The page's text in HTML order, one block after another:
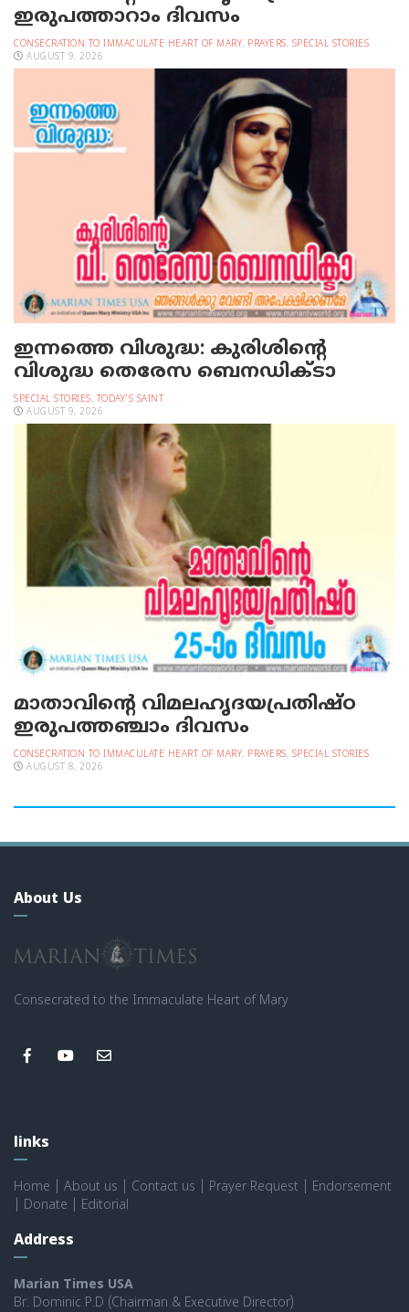
ഇരുപത്താറാം ദിവസം
CONSECRATION TO IMMACULATE HEART OF MARY, PRAYERS, SPECIAL STORIES
AUGUST 9, 2026
ഇന്നത്തെ വിശുദ്ധ: കുരിശിന്റെ
വിശുദ്ധ തെരേസ ബെനഡിക്ടാ
SPECIAL STORIES, TODAY'S SAINT
AUGUST 9, 2026
മാതാവിന്റെ വിമലഹൃദയപ്രതിഷ്ഠ
ഇരുപത്തഞ്ചാം ദിവസം
CONSECRATION TO IMMACULATE HEART OF MARY, PRAYERS, SPECIAL STORIES
AUGUST 8, 2026
About Us
Consecrated to the Immaculate Heart of Mary
links
Home About us Contact us Prayer Request
Endorsement
Donate Editorial
Address
Marian Times USA
Br. Dominic P.D (Chairman & Executive Director)